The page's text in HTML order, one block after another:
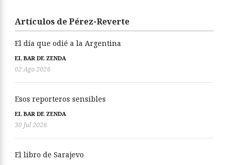
Artículos de Pérez-Reverte
El día que odié a la Argentina
EL BAR DE ZENDA
02 Ago 2026
Esos reporteros sensibles
EL BAR DE ZENDA
30 Jul 2026
El libro de Sarajevo